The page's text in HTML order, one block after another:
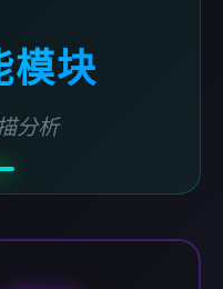
模块
分析